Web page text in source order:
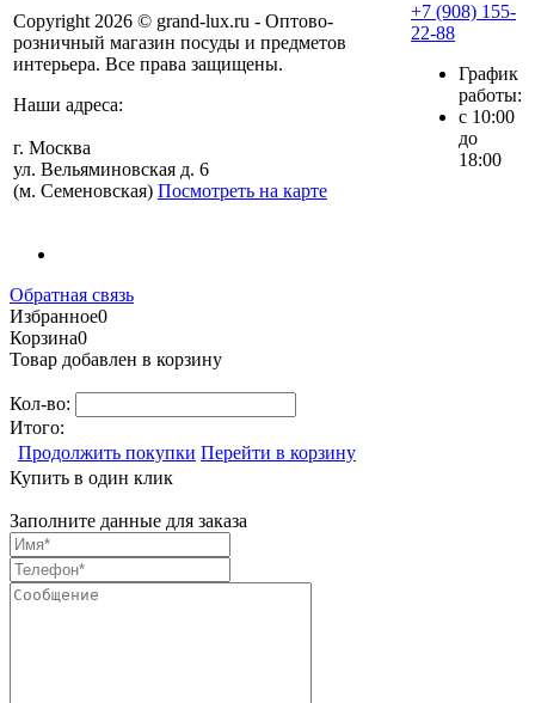
Copyright 2026 © grand-lux.ru - Оптово-
розничный магазин посуды и предметов
интерьера. Все права защищены.
Наши адреса:
г. Москва
ул. Вельяминовская д. 6
(м. Семеновская) Посмотреть на карте
+7 (908) 155-
22-88
График
работы:
с 10:00
до
18:00
Обратная связь
Избранное0
Корзина0
Товар добавлен в корзину
Кол-во:
Итого:
Продолжить покупки Перейти в корзину
Купить в один клик
Заполните данные для заказа